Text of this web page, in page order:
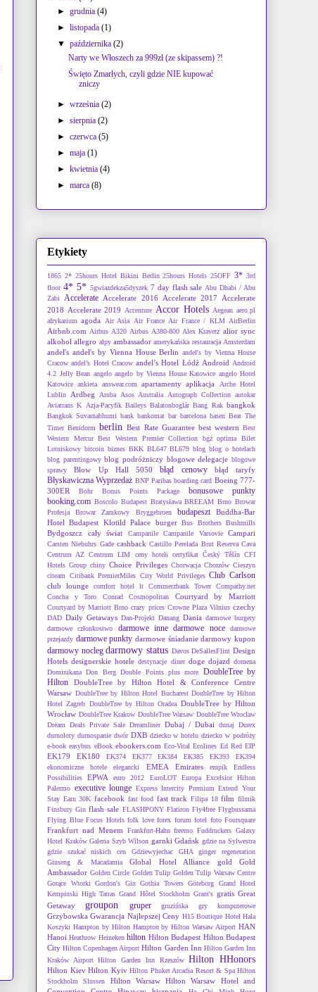
►grudnia(4)
►listopada(1)
▼października(2)
Narty we Włoszech za 999zł (ze skipassem) ?!
Święto Zmarłych, czyli gdzie NIE kupować
zniczy
►września(2)
►sierpnia(2)
►czerwca(5)
►maja(1)
►kwietnia(4)
►marca(8)
Etykiety
1865 2* 25hours Hotel Bikini Berlin 25hours Hotels 25OFF 3* 3rd
floor 4* 5* 5gwiazdekza5dyszek 7 day flash sale Abu Dhabi / Abu
Zabi
Accelerate Accelerate 2016 Accelerate 2017 Accelerate
2018 Accelerate 2019 Accenture Accor Hotels Aegean aero.pl
afrykarium agoda Air Asia Air France Air France / KLM AirBerlin
Airbnb.com Airbus A320 Airbus A380-800 Alex Kravetz alior sync
alkohol allegro alpy ambassador amerykańska restauracja Amsterdam
andel's andel's by Vienna House Berlin andel's by Vienna House
Cracow andel’s Hotel Cracow andel’s Hotel Łódź Android Android
4.2 Jelly Bean angelo angelo by Vienna House Katowice angelo Hotel
Katowice ankieta answear.com apartamenty aplikacja
Arche Hotel
Lublin
Ardbeg Aruba Asos Australia Autograph Collection autokar
Aviatrans K
Azja-Pacyfik Baileys Balatonboglár Bang Rak bangkok
Bangkok Suvarnabhumi bank bankomat bar barcelona basen Beat The
Timer Benidorm berlin Best Rate Guarantee best western Best
Western Mercur
Best Western Premier Collection bgż optima
Bilet
Lotniskowy bitcoin biznes BKK BL647 BL679 blog blog o hotelach
blog parentingowy blog podróżniczy blogowe delegacje blogowe
sprawy
Blow Up Hall 5050 błąd cenowy błąd taryfy
Błyskawiczna Wyprzedaż BNP Paribas boarding card Boeing 777-
300ER
Bohr Bonus Points Package
bonusowe punkty
booking.com Boscolo Budapest Bratysława BREEAM Brno Browar
Profesja
Browar Zamkowy Bryggebroen budapeszt
Buddha-Bar
Hotel Budapest Klotild Palace burger Bus Brothers Bushmills
Bydgoszcz cały świat Campanile Campanile Varsovie Campari
Carsten Niebuhrs Gade cashback Castillo Perelada Brut Reserva Cava
Centrum AZ Centrum LIM ceny hoteli certyfikat Český Těšín CFI
Hotels Group chiny Choice Privileges Chorwacja Chorzów Cieszyn
citeam
Citibank PremierMiles City World Privileges Club Carlson
club lounge comfort hotel lt Commerzbank Tower
Compathy.net
Concha y Toro
Conrad Cosmopolitan Courtyard by Marriott
Courtyard by Marriott Brno crazy prices Crowne Plaza Vilnius czechy
DAD Daily Getaways Dan-Projekt Danang Dania darmowe burgery
darmowe członkostwo
darmowe inne darmowe noce
darmowe
przejazdy darmowe punkty darmowe śniadanie darmowy kupon
darmowy nocleg darmowy status Davos DeSallesFlint Design
Hotels designerskie hotele destynacje diner doge dojazd domena
Dominikana Don Berg Double Points plus more
DoubleTree by
Hilton
DoubleTree by Hilton Hotel & Conference Centre
Warsaw DoubleTree by Hilton Hotel Bucharest DoubleTree by Hilton
Hotel Zagreb DoubleTree by Hilton Oradea DoubleTree by Hilton
Wrocław DoubleTree Krakow DoubleTree Warsaw DoubleTree Wroclaw
Dream Deals Private Sale Dreamliner Dubaj / Dubai dunaj
Durex
durnoloty durnospanie dwór DXB dziecko w hotelu dziecko w podróży
e-book easybus eBook ebookers.com Eco-Vital Ecolines Ed Red EIP
EK179 EK180 EK374 EK377 EK384 EK385 EK393
EK394
ekonomiczne hotele
elegancki EMEA Emirates empik
Endless
Possibilities
EPWA euro 2012 EuroLOT Europa
Excelsior Hilton
Palermo executive lounge Express Intercity Premium Extend Your
Stay Earn 30K facebook fast food fast track Filipa 18 film filmik
Finsbury Gin flash sale FLASHPONY Flatiron Fly4free Flygbussarna
Flying Blue Focus Hotels folk love forex forum fotel foto Foursquare
Frankfurt nad Menem Frankfurt-Hahn freemo Fuddruckers Galaxy
Hotel Kraków Galeria Szyb Wilson garnki Gdańsk gdzie na Sylwestra
gdzie szukać niskich cen
Gdziewyjechac GHA
ginger regeneration
Ginseng & Macadamia
Global Hotel Alliance gold
Gold
Ambassador Golden Circle Golden Tulip Golden Tulip Warsaw Centre
Gorące Wtorki
Gordon's Gin Gothia Towers Göteborg
Grand Hotel
Kempinski High Tatras Grand Hôtel Stockholm Grant's gratis Great
Getaway
groupon gruper gruzińska gry komputerowe
Grzybowska Gwarancja Najlepszej Ceny H15 Boutique Hotel Hala
Koszyki Hampton by Hilton Hampton by Hilton Warsaw Airport HAN
Hanoi Heathrow Heineken hilton Hilton Budapest Hilton Budapest
City Hilton Copenhagen Airport Hilton Garden Inn Hilton Garden Inn
Kraków Airport
Hilton Garden Inn Rzeszów Hilton HHonors
Hilton Kiev Hilton Kyiv Hilton Phuket Arcadia Resort & Spa Hilton
Stockholm Slussen
Hilton Warsaw
Hilton Warsaw Hotel and